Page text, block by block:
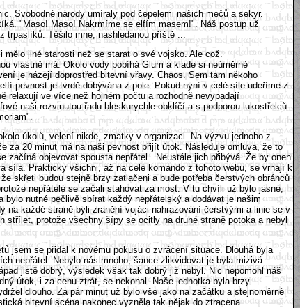
Svobodné národy umíraly pod čepelemi našich mečů a sekyr.
"Maso! Maso! Nakrmíme se elfím masem!". Náš postup už
trpaslíků. Těšilo mne, nashledanou příště ...
jiné starosti než se starat o své vojsko. Ale což.
vlastně má. Okolo vody pobíhá Glum a klade si neúměrné
je házejí doprostřed bitevní vřavy. Chaos. Sem tam někoho
pevnost je tvrdě dobývána z pole. Pokud nyní v celé síle udeříme z
ve více než hojném počtu a rozhodně nevypadají
naši rozvinutou řadu bleskurychle obklíčí a s podporou lukostřelců
úkolů, velení nikde, zmatky v organizaci. Na výzvu jednoho z
za 20 minut má na naši pevnost přijít útok. Následuje omluva, že to
začíná objevovat spousta nepřátel. Neustále jich přibývá. Že by onen
síla. Prakticky všichni, až na celé komando z tohoto webu, se vrhají k
skřeti budou stejně brzy zatlačeni a bude potřeba čerstvých obránců
nepřátelé se začali stahovat za most. V tu chvíli už bylo jasné,
nutné pečlivě sbírat každý nepřátelský a dodávat je našim
na každé straně byli zranění vojáci nahrazování čerstvými a linie se v
střílet, protože všechny šípy se ocitly na druhé straně potoka a nebyl
jsem se přidal k novému pokusu o zvrácení situace. Dlouhá byla
nepřátel. Nebylo nás mnoho, šance zlikvidovat je byla mizivá.
jistě dobrý, výsledek však tak dobrý již nebyl. Nic nepomohl náš
útok, i za cenu ztrát, se nekonal. Naše jednotka byla brzy
dlouho. Za pár minut už bylo vše jako na začátku a stejnoměrné
bitevní scéna nakonec vyzněla tak nějak do ztracena.